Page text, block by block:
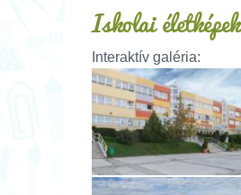
Iskolai életképek
Interaktív galéria: